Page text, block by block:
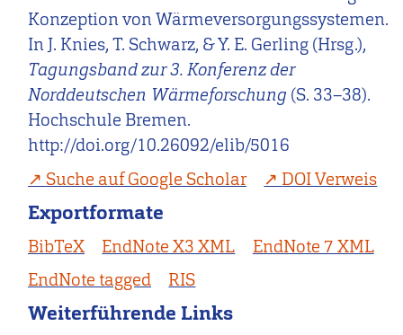
Konzeption von Wärmeversorgungssystemen.
In J. Knies, T. Schwarz, & Y. E. Gerling (Hrsg.),
Tagungsband zur 3. Konferenz der
Norddeutschen Wärmeforschung (S. 33–38).
Hochschule Bremen.
http://doi.org/10.26092/elib/5016
Suche auf Google Scholar
DOI Verweis
Exportformate
BibTeX EndNote X3 XML
EndNote 7 XML
EndNote tagged
RIS
Weiterführende Links